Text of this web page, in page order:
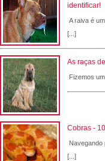
identificar!
A raiva é
[...]
As raças
Fizemos
Cobras -
Navegando
[...]